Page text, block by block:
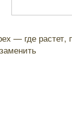
— где растет,